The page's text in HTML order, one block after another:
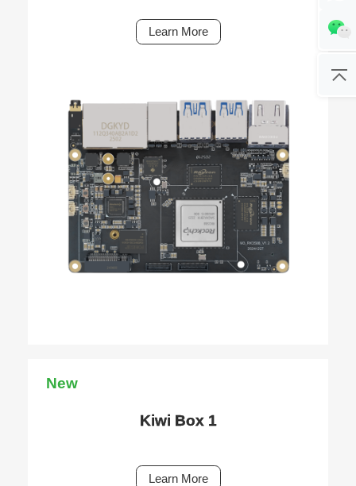
Learn More
New
Kiwi Box 1
Learn More